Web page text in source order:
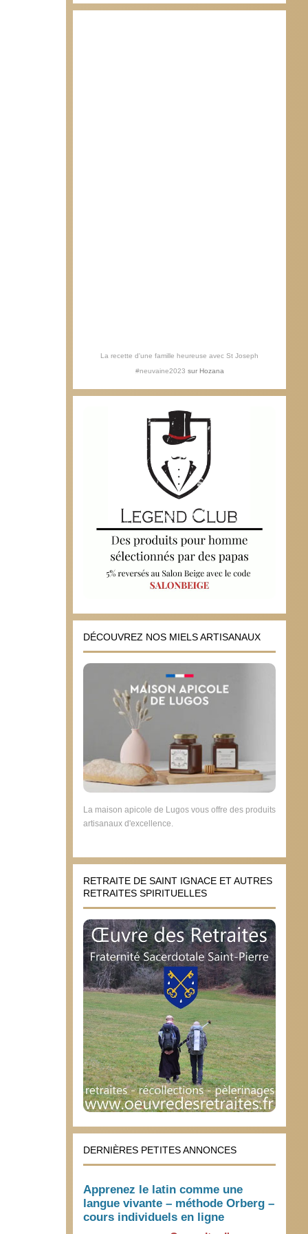
La recette d'une famille heureuse avec St Joseph
#neuvaine2023 sur Hozana
DÉCOUVREZ NOS MIELS ARTISANAUX
La maison apicole de Lugos vous offre des produits
artisanaux d'excellence.
RETRAITE DE SAINT IGNACE ET AUTRES
RETRAITES SPIRITUELLES
DERNIÈRES PETITES ANNONCES
Apprenez le latin comme une
langue vivante – méthode Orberg –
cours individuels en ligne